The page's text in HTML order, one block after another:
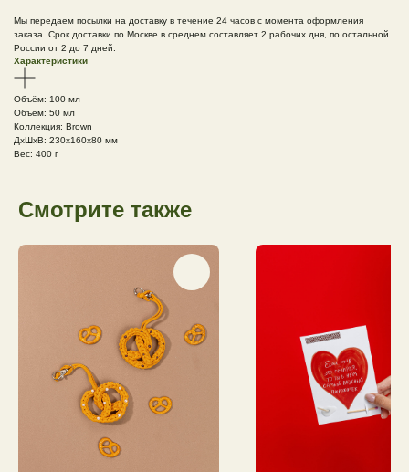
Мы передаем посылки на доставку в течение 24 часов с момента оформления
заказа. Срок доставки по Москве в среднем составляет 2 рабочих дня, по остальной
России от 2 до 7 дней.
Характеристики
Объём: 100 мл
Объём: 50 мл
Коллекция: Brown
ДxШxВ: 230x160x80 мм
Вес: 400 г
Смотрите также